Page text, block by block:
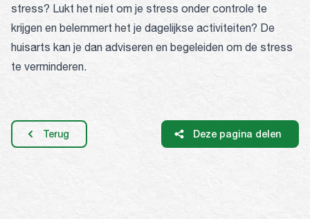
stress? Lukt het niet om je stress onder controle te
krijgen en belemmert het je dagelijkse activiteiten? De
huisarts kan je dan adviseren en begeleiden om de stress
te verminderen.
Terug Deze pagina delen